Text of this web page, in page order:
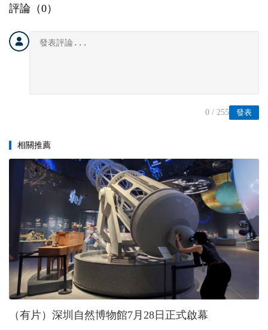
評論（0）
發表
0 / 255
相關推薦
（有片）深圳自然博物館7月28日正式啟幕